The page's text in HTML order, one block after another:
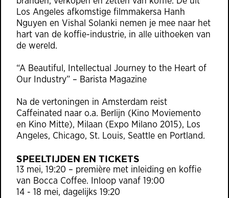
Los Angeles afkomstige filmmakersa Hanh
Nguyen en Vishal Solanki nemen je mee naar het
hart van de koffie-industrie, in alle uithoeken van
de wereld.
“A Beautiful, Intellectual Journey to the Heart of
Our Industry” – Barista Magazine
Na de vertoningen in Amsterdam reist
Caffeinated naar o.a. Berlijn (Kino Moviemento
en Kino Mitte), Milaan (Expo Milano 2015), Los
Angeles, Chicago, St. Louis, Seattle en Portland.
SPEELTIJDEN EN TICKETS
13 mei, 19:20 – première met inleiding en koffie
van Bocca Coffee. Inloop vanaf 19:00
14 - 18 mei, dagelijks 19:20